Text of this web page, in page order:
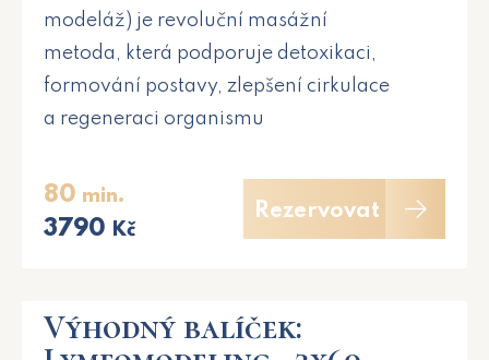
modeláž) je revoluční masážní
metoda, která podporuje detoxikaci,
formování postavy, zlepšení cirkulace
a regeneraci organismu
80 min.
3790 Kč
Rezervovat
Výhodný balíček: